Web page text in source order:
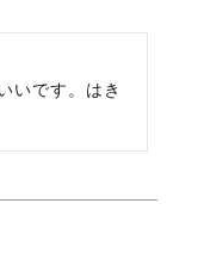
いです。はき